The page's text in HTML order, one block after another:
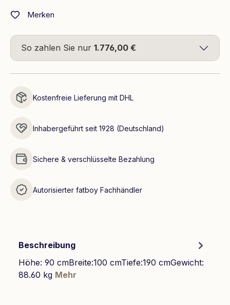
Merken
So zahlen Sie nur 1.776,00 €
Kostenfreie Lieferung mit DHL
Inhabergeführt seit 1928 (Deutschland)
Sichere & verschlüsselte Bezahlung
Autorisierter fatboy Fachhändler
Beschreibung
Höhe: 90 cmBreite:100 cmTiefe:190 cmGewicht:
88.60 kg Mehr